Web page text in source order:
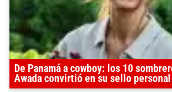
De Panamá a cowboy: los 10
Awada convirtió en su sello personal